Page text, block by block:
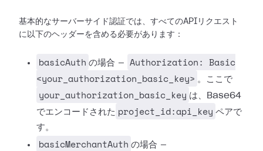
基本的なサーバーサイド認証では、すべてのAPIリクエスト
に以下のヘッダーを含める必要があります：
basicAuth の場合 —
Authorization: Basic
<your_authorization_basic_key> 。ここで
your_authorization_basic_key は、Base64
でエンコードされた project_id:api_key ペアで
す。
basicMerchantAuth の場合 —